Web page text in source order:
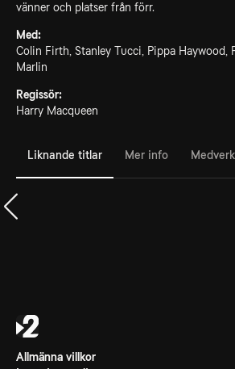
vänner och platser från förr.
Med:
Colin Firth, Stanley Tucci, Pippa Haywood,
Marlin
Regissör:
Harry Macqueen
Liknande titlar Mer info
Allmänna villkor